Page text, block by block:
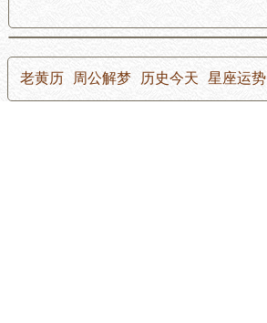
老黄历 周公解梦 历史今天 星座运势